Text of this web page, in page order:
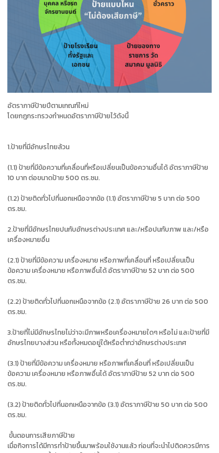
อัตราภาษีป้ายปีตามเกณฑ์ใหม่
โดยกฎกระทรวงกำหนดอัตราภาษีป้ายไว้ดังนี้
1.ป้ายที่มีอักษรไทยล้วน
(1.1) ป้ายที่มีข้อความที่เคลื่อนที่หรือเปลี่ยนเป็นข้อความอื่นได้ อัตราภาษีป้าย
10 บาท ต่อขนาดป้าย 500 ตร.ซม.
(1.2) ป้ายติดทั่วไปที่นอกเหนือจากข้อ (1.1) อัตราภาษีป้าย 5 บาท ต่อ 500
ตร.ซม.
2.ป้ายที่มีอักษรไทยปนกับอักษรต่างประเทศ และ/หรือปนกับภาพ และ/หรือ
เครื่องหมายอื่น
(2.1) ป้ายที่มีข้อความ เครื่องหมาย หรือภาพที่เคลื่อนที่ หรือเปลี่ยนเป็น
ข้อความ เครื่องหมาย หรือภาพอื่นได้ อัตราภาษีป้าย 52 บาท ต่อ 500
ตร.ซม.
(2.2) ป้ายติดทั่วไปที่นอกเหนือจากข้อ (2.1) อัตราภาษีป้าย 26 บาท ต่อ 500
ตร.ซม.
3.ป้ายที่ไม่มีอักษรไทยไม่ว่าจะมีภาพหรือเครื่องหมายใดๆ หรือไม่ และป้ายที่มี
อักษรไทยบางส่วน หรือทั้งหมดอยู่ใต้หรือต่ำกว่าอักษรต่างประเทศ
(3.1) ป้ายที่มีข้อความ เครื่องหมาย หรือภาพที่เคลื่อนที่ หรือเปลี่ยนเป็น
ข้อความ เครื่องหมาย หรือภาพอื่นได้ อัตราภาษีป้าย 52 บาท ต่อ 500
ตร.ซม.
(3.2) ป้ายติดทั่วไปที่นอกเหนือจากข้อ (3.1) อัตราภาษีป้าย 50 บาท ต่อ 500
ตร.ซม.
ขั้นตอนการเสียภาษีป้าย
เมื่อกิจการได้มีการทำป้ายขึ้นมาพร้อมใช้งานแล้ว ก่อนที่จะนำไปติดควรมีการ